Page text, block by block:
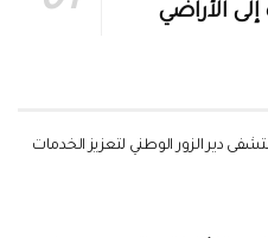
الأراضي
دير الزور الوطني لتعزيز الخدمات